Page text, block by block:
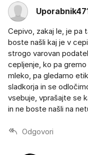
Cepivo, zakaj le, je pa
boste našli kaj je v
strogo varovan
cepljenje, ko pa
mleko, pa gledamo
sladkorja in se
vsebuje, vprašajte se
in ne boste našli na
Odgovori